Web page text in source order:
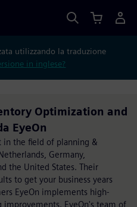
utilizzando la traduzione
in inglese?
Optimization and
EyeOn
in the field of planning &
Germany,
the United States. Their
to get your business years
EyeOn implements high-
EyeOn's team of